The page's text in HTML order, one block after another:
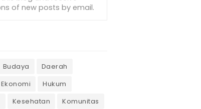
Budaya
Daerah
Ekonomi
Hukum
Kesehatan
Komunitas